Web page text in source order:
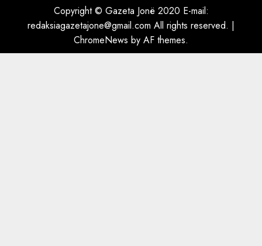
ngjau me Talo Çelën”,
dëshmia e Nuredin Dumanit
flet për PERSONAT që e
plagosën!
Copyright © Gazeta Jonë 2020 E-mail:
redaksiagazetajone@gmail.com All rights reserved. |
ChromeNews by AF themes.